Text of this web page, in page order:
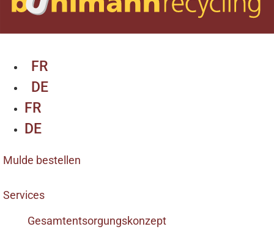
FR
DE
FR
DE
Mulde bestellen
Services
Gesamtentsorgungskonzept